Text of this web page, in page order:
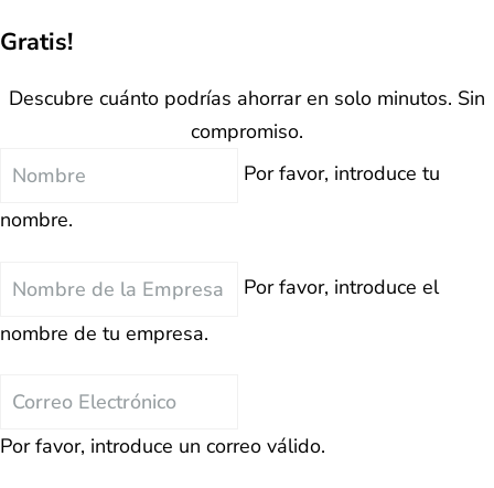
Gratis!
Descubre cuánto podrías ahorrar en solo minutos. Sin
compromiso.
Nombre
Por favor, introduce tu
nombre.
Nombre
la
Por favor, introduce el
nombre de tu empresa.
Correo
Por favor, introduce un correo válido.